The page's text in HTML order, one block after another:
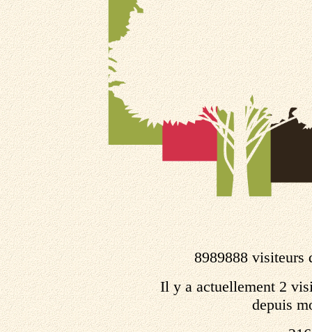
8989888 visiteurs
Il y a actuellement 2
depuis